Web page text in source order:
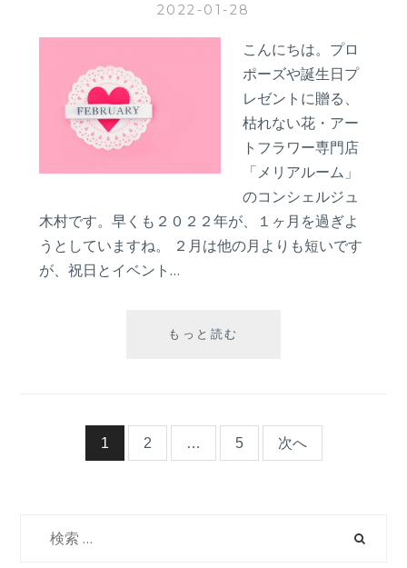
ズ
成
功
エ
ピ
ソ
ー
ド
2022-01-28
こんにちは。プロ
ポーズや誕生日プ
レゼントに贈る、
枯れない花・アー
トフラワー専門店
「メリアルーム」
のコンシェルジュ
木村です。早くも２０２２年が、１ヶ月を過ぎよ
うとしていますね。 ２月は他の月よりも短いです
が、祝日とイベント…
もっと読む
デ
1 2 … 5 次へ